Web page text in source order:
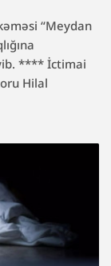
“Meydan
**** İctimai
Hilal